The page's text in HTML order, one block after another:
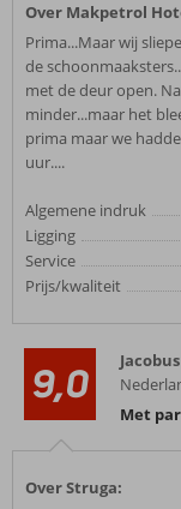
Over Makpetrol
Prima...Maar wij
de
met de deur open.
minder...maar het
prima maar we
uur....
Algemene indruk
Ligging
Service
Prijs/kwaliteit
9,0
Jacobus
Met
Over Struga: